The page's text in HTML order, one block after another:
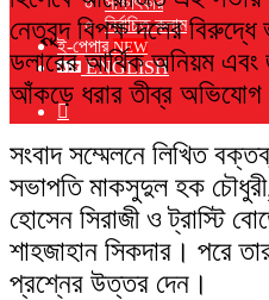
নির্বাচিত কলাম
ই-পেপারNEW
ENGLISH
Switch
skin
নেতৃবৃন্দ বিপক্ষ দলের
ডলারের আর্থিক অনিয়ম এবং
আঁকড়ে ধরার তীব্র
সংবাদ সম্মেলনে লিখিত
সভাপতি মাকসুদুল হক
হোসেন সিরাজী ও ট্রাস্টি
শাহজাহান সিকদার। পরে
প্রশ্নের উত্তর দেন।